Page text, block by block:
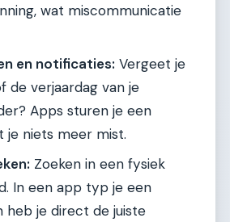
wat miscommunicatie
en notificaties: Vergeet je
de verjaardag van je
Apps sturen je een
je niets meer mist.
Zoeken in een fysiek
In een app typ je een
heb je direct de juiste